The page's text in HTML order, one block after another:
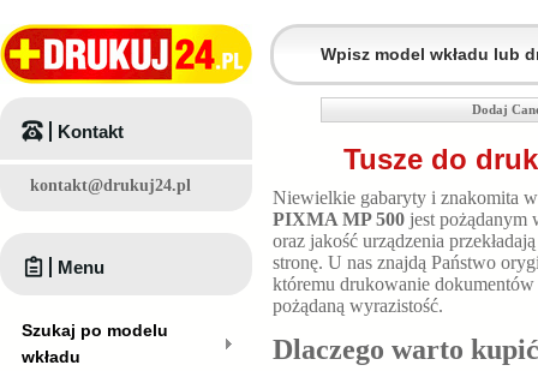
Dodaj
Tusze do
Niewielkie gabaryty i znakomita
PIXMA MP 500 jest pożądanym
oraz jakość urządzenia
stronę. U nas znajdą Państwo
któremu drukowanie
pożądaną wyrazistość.
Dlaczego warto
Kontakt
kontakt@drukuj24.pl
Menu
Szukaj po modelu
wkładu